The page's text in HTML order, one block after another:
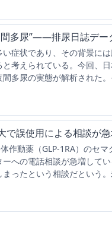
多尿”――排尿日誌デー
症状であり、その背景に
考えられている。今回、
多尿の実態が解析された
で誤使用による相談が
作動薬（GLP-1RA）のセ
への電話相談が急増して
ったという相談だという